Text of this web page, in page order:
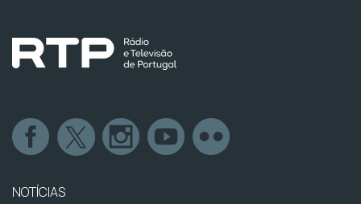
NOTÍCIAS